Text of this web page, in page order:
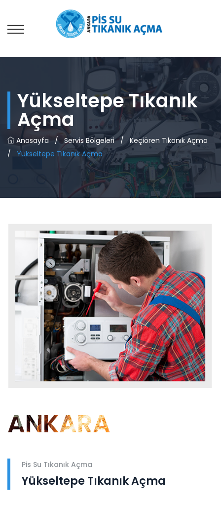
Yükseltepe Tıkanık
Açma
Anasayfa / Servis Bölgeleri / Keçiören Tıkanık Açma
/
Yükseltepe Tıkanık Açma
ANKARA
Pis Su Tıkanık Açma
Yükseltepe Tıkanık Açma